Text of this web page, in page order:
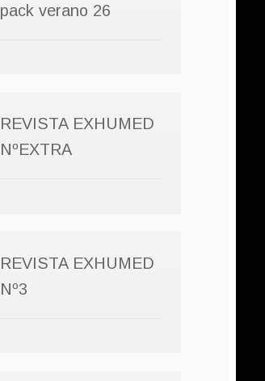
pack verano 26
REVISTA EXHUMED
NºEXTRA
REVISTA EXHUMED
Nº3